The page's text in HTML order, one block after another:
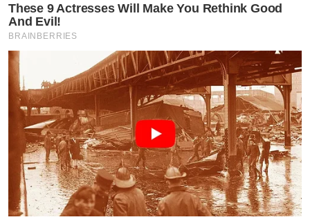
These 9 Actresses Will Make You Rethink Good
And Evil!
BRAINBERRIES